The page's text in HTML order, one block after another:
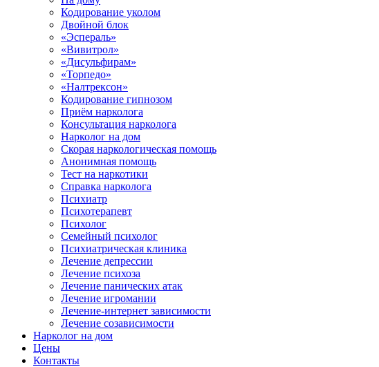
Кодирование уколом
Двойной блок
«Эспераль»
«Вивитрол»
«Дисульфирам»
«Торпедо»
«Налтрексон»
Кодирование гипнозом
Приём нарколога
Консультация нарколога
Нарколог на дом
Скорая наркологическая помощь
Анонимная помощь
Тест на наркотики
Справка нарколога
Психиатр
Психотерапевт
Психолог
Семейный психолог
Психиатрическая клиника
Лечение депрессии
Лечение психоза
Лечение панических атак
Лечение игромании
Лечение-интернет зависимости
Лечение созависимости
Нарколог на дом
Цены
Контакты